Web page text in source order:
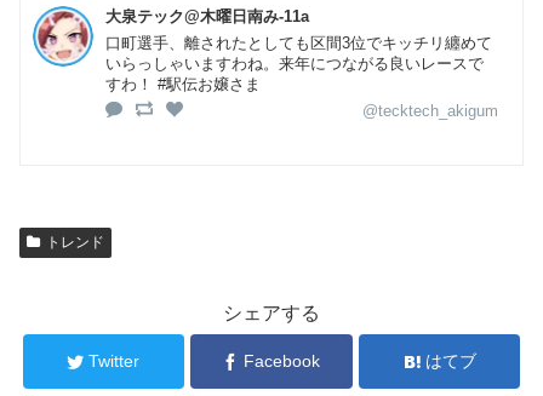
大泉テック@木曜日南み-11a
口町選手、離されたとしても区間3位でキッチリ纏めて
いらっしゃいますわね。来年につながる良いレースで
すわ！ #駅伝お嬢さま
@tecktech_akigum
トレンド
シェアする
Twitter Facebook はてブ